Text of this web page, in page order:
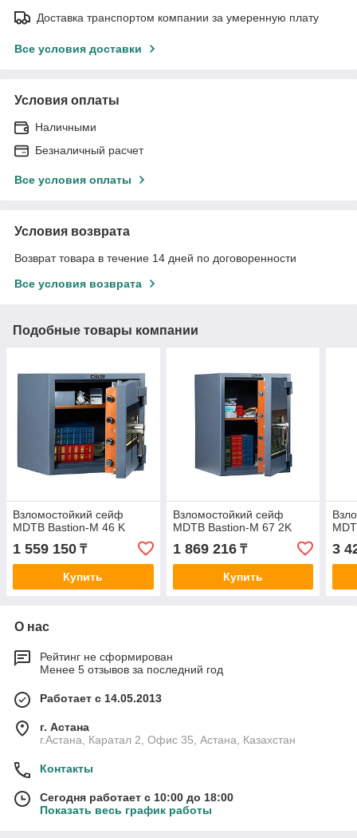
Доставка транспортом компании за умеренную плату
Все условия доставки
Условия оплаты
Наличными
Безналичный расчет
Все условия оплаты
Условия возврата
Возврат товара в течение 14 дней по договоренности
Все условия возврата
Подобные товары компании
Взломостойкий сейф
MDTB Bastion-M 46 K
1 559 150 ₸
Купить
Взломостойкий сейф
MDTB Bastion-M 67 2K
1 869 216₸
Купить
3
О нас
Рейтинг не сформирован
Менее 5 отзывов за последний год
Работает с 14.05.2013
г. Астана
г.Астана, Каратал 2, Офис 35, Астана, Казахстан
Контакты
Сегодня работает с 10:00 до 18:00
Показать весь график работы